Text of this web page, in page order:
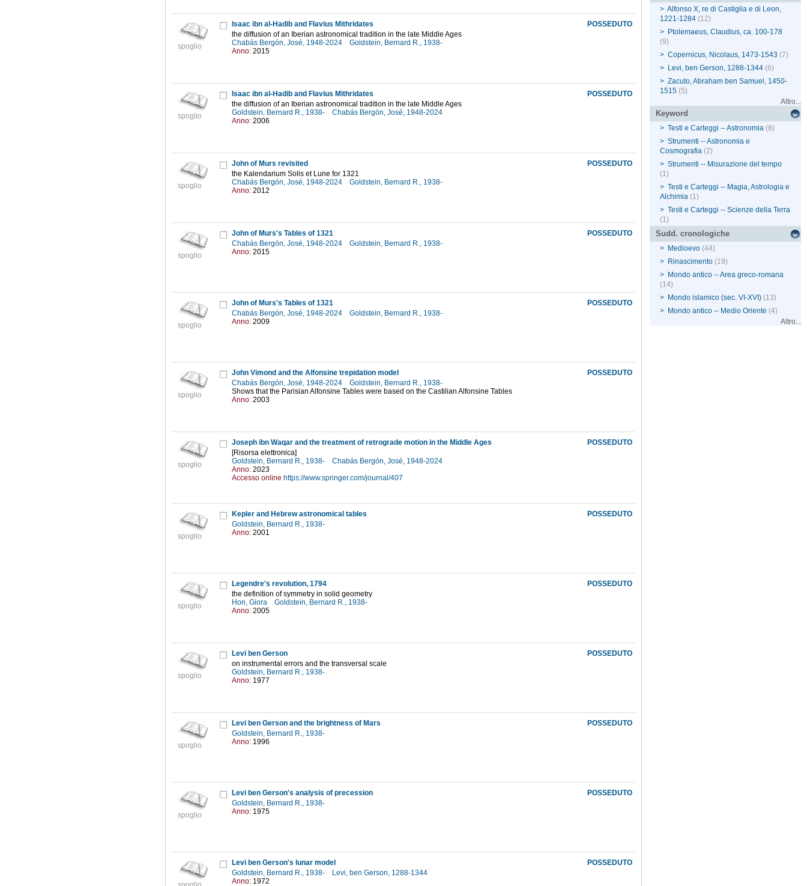
spoglio
POSSEDUTO
Isaac ibn al-Hadib and Flavius Mithridates
the diffusion of an Iberian astronomical tradition in the late Middle Ages
Chabás Bergón, José, 1948-2024
Goldstein, Bernard R., 1938-
Anno: 2015
spoglio
POSSEDUTO
Isaac ibn al-Hadib and Flavius Mithridates
the diffusion of an Iberian astronomical tradition in the late Middle Ages
Goldstein, Bernard R., 1938-
Chabás Bergón, José, 1948-2024
Anno: 2006
spoglio
POSSEDUTO
John of Murs revisited
the Kalendarium Solis et Lune for 1321
Chabás Bergón, José, 1948-2024
Goldstein, Bernard R., 1938-
Anno: 2012
spoglio
POSSEDUTO
John of Murs's Tables of 1321
Chabás Bergón, José, 1948-2024
Goldstein, Bernard R., 1938-
Anno: 2015
spoglio
POSSEDUTO
John of Murs's Tables of 1321
Chabás Bergón, José, 1948-2024
Goldstein, Bernard R., 1938-
Anno: 2009
spoglio
POSSEDUTO
John Vimond and the Alfonsine trepidation model
Chabás Bergón, José, 1948-2024
Goldstein, Bernard R., 1938-
Shows that the Parisian Alfonsine Tables were based on the Castilian Alfonsine Tables
Anno: 2003
spoglio
POSSEDUTO
Joseph ibn Waqar and the treatment of retrograde motion in the Middle Ages
[Risorsa elettronica]
Goldstein, Bernard R., 1938-
Chabás Bergón, José, 1948-2024
Anno: 2023
Accesso online https://www.springer.com/journal/407
spoglio
POSSEDUTO
Kepler and Hebrew astronomical tables
Goldstein, Bernard R., 1938-
Anno: 2001
spoglio
POSSEDUTO
Legendre's revolution, 1794
the definition of symmetry in solid geometry
Hon, Giora
Goldstein, Bernard R., 1938-
Anno: 2005
spoglio
POSSEDUTO
Levi ben Gerson
on instrumental errors and the transversal scale
Goldstein, Bernard R., 1938-
Anno: 1977
spoglio
POSSEDUTO
Levi ben Gerson and the brightness of Mars
Goldstein, Bernard R., 1938-
Anno: 1996
spoglio
POSSEDUTO
Levi ben Gerson's analysis of precession
Goldstein, Bernard R., 1938-
Anno: 1975
POSSEDUTO
Levi ben Gerson's lunar model
Goldstein, Bernard R., 1938-
Levi, ben Gerson, 1288-1344
Anno: 1972
> Alfonso X, re di Castiglia e di Leon,
1221-1284 (12)
> Ptolemaeus, Claudius, ca. 100-178
(9)
> Copernicus, Nicolaus, 1473-1543 (7)
> Levi, ben Gerson, 1288-1344 (6)
> Zacuto, Abraham ben Samuel, 1450-
1515 (5)
Altro...
Keyword
> Testi e Carteggi -- Astronomia (8)
> Strumenti -- Astronomia e
Cosmografia (2)
> Strumenti -- Misurazione del tempo
(1)
> Testi e Carteggi -- Magia, Astrologia e
Alchimia (1)
> Testi e Carteggi -- Scienze della Terra
(1)
Sudd. cronologiche
> Medioevo (44)
> Rinascimento (19)
> Mondo antico -- Area greco-romana
(14)
> Mondo islamico (sec. VI-XVI) (13)
> Mondo antico -- Medio Oriente (4)
Altro...